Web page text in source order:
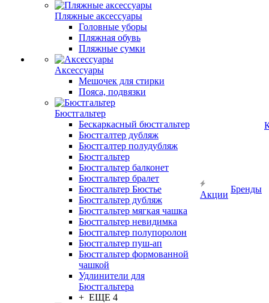
Пляжные аксессуары
Головные уборы
Пляжная обувь
Пляжные сумки
Аксессуары
Мешочек для стирки
Пояса, подвязки
Бюстгальтер
Бескаркасный бюстгальтер
Бюстгалтер дубляж
Бюстгалтер полудубляж
Бюстгальтер
Бюстгальтер балконет
Бюстгальтер бралет
Бюстгальтер Бюстье
Бюстгальтер дубляж
Бюстгальтер мягкая чашка
Бюстгальтер невидимка
Бюстгальтер полупоролон
Бюстгальтер пуш-ап
Бюстгальтер формованной
чашкой
Удлинители для
Бюстгальтера
+ ЕЩЕ 4
Акции
Бренды